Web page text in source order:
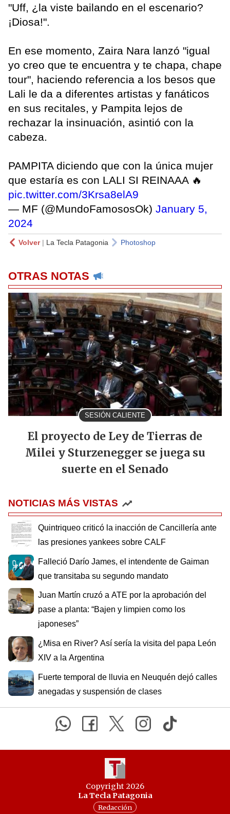
"Uff, ¿la viste bailando en el escenario?
¡Diosa!".
En ese momento, Zaira Nara lanzó "igual
yo creo que te encuentra y te chapa, chape
tour", haciendo referencia a los besos que
Lali le da a diferentes artistas y fanáticos
en sus recitales, y Pampita lejos de
rechazar la insinuación, asintió con la
cabeza.
PAMPITA diciendo que con la única mujer
que estaría es con LALI SI REINAAA 🔥
pic.twitter.com/3Krsa8elA9
— MF (@MundoFamososOk) January 5,
2024
Volver| La Tecla Patagonia Photoshop
OTRAS NOTAS
SESIÓN CALIENTE
El proyecto de Ley de Tierras de
Milei y Sturzenegger se juega su
suerte en el Senado
NOTICIAS MÁS VISTAS
Quintriqueo criticó la inacción de Cancillería ante
las presiones yankees sobre CALF
Falleció Darío James, el intendente de Gaiman
que transitaba su segundo mandato
Juan Martín cruzó a ATE por la aprobación del
pase a planta: “Bajen y limpien como los
japoneses”
¿Misa en River? Así sería la visita del papa León
XIV a la Argentina
Fuerte temporal de lluvia en Neuquén dejó calles
anegadas y suspensión de clases
Copyright 2026
La Tecla Patagonia
Redacción